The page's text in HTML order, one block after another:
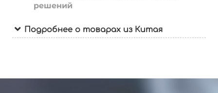
решений
Подробнее о товарах из Китая